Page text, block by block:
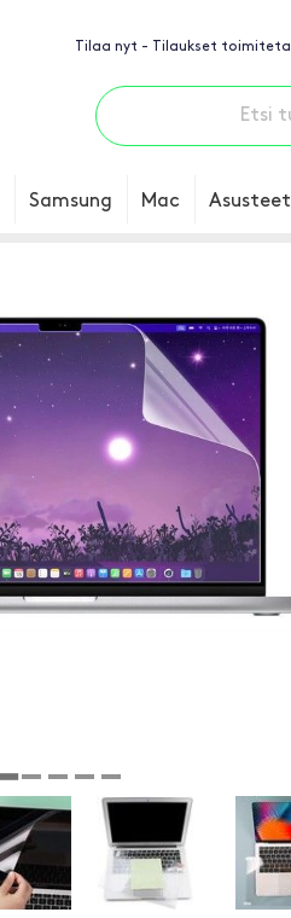
Tilaa nyt - Tilaukset
Samsung Mac Asusteet